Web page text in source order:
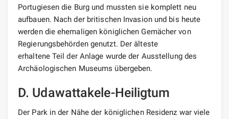
Portugiesen die Burg und mussten sie komplett neu
aufbauen. Nach der britischen Invasion und bis heute
werden die ehemaligen königlichen Gemächer von
Regierungsbehörden genutzt. Der älteste
erhaltene Teil der Anlage wurde der Ausstellung des
Archäologischen Museums übergeben.
D. Udawattakele-Heiligtum
Der Park in der Nähe der königlichen Residenz war viele